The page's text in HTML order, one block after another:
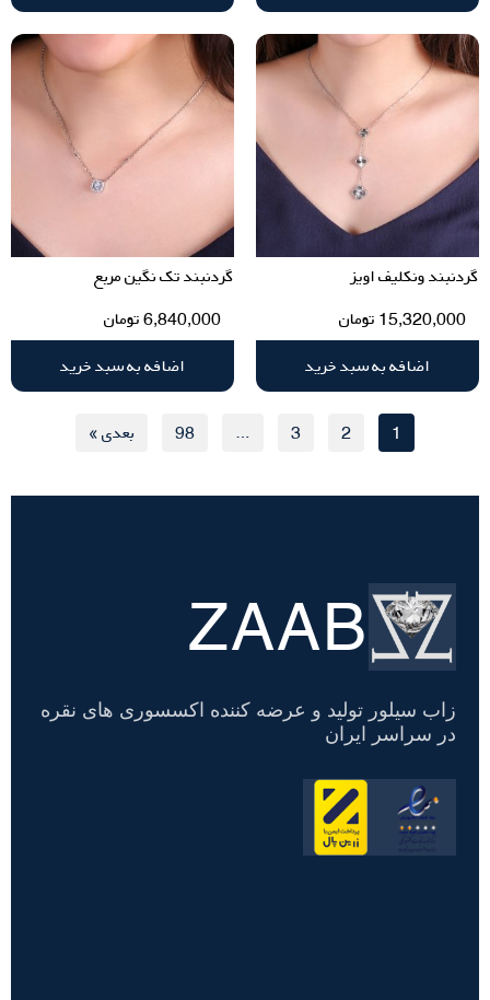
گردنبند ونکلیف اویز
15,320,000 تومان
اضافه به سبد خرید
گردنبند تک نگین مربع
6,840,000تومان
اضافه به سبد خرید
1
2
3
…
98 بعدی »
تسویه
حساب
ZAAB
زاب سیلور تولید و عرضه کننده اکسسوری های نقره
در سراسر ایران